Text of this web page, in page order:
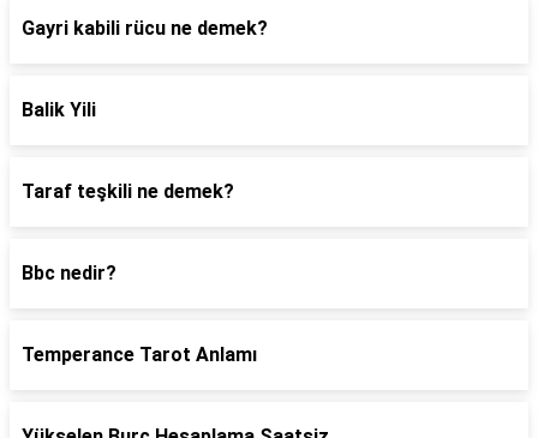
Gayri kabili rücu ne demek?
Balik Yili
Taraf teşkili ne demek?
Bbc nedir?
Temperance Tarot Anlamı